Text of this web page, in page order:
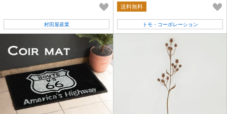
村田屋産業
送料無料
トモ・コーポレーション